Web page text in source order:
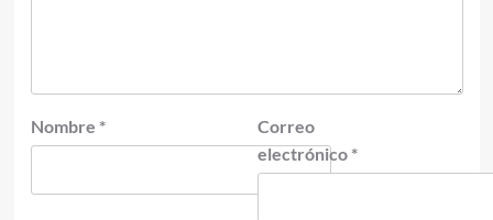
Nombre *
Correo
electrónico *